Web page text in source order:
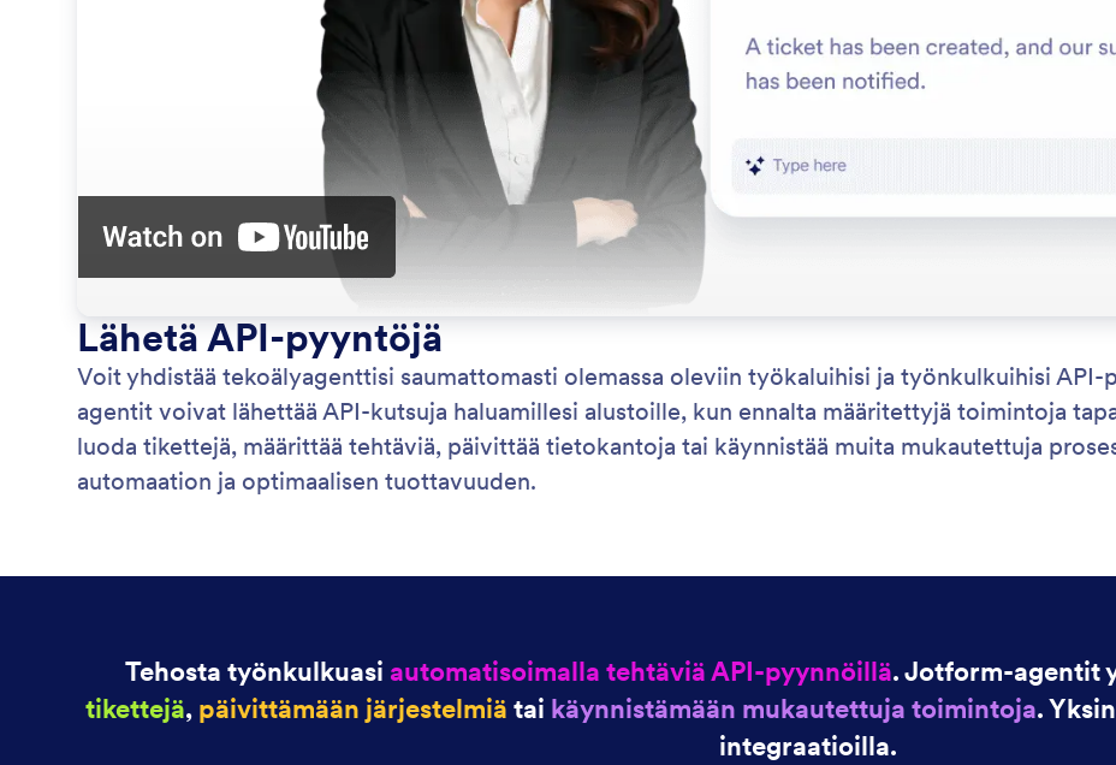
Lähetä API-pyyntöjä
Voit yhdistää tekoälyagenttisi saumattomasti olemassa oleviin työkaluihisi ja työnkulkuihisi
agentit voivat lähettää API-kutsuja haluamillesi alustoille, kun ennalta määritettyjä toimintoja
luoda tikettejä, määrittää tehtäviä, päivittää tietokantoja tai käynnistää muita mukautettuja
automaation ja optimaalisen tuottavuuden.
Tehosta työnkulkuasi automatisoimalla tehtäviä API-pyynnöillä. Jotform-agentit
tikettejä, päivittämään järjestelmiä tai käynnistämään mukautettuja toimintoja.
integraatioilla.